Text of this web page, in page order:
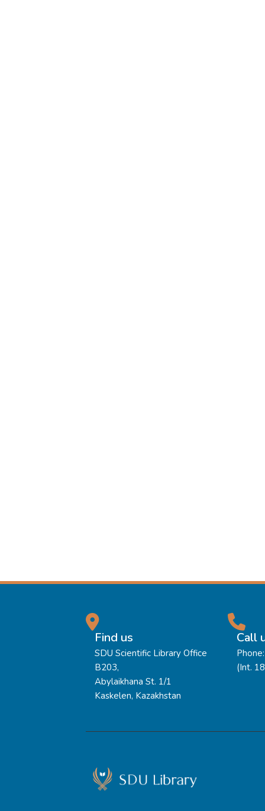
Find us
SDU Scientific Library Office
B203,
Abylaikhana St. 1/1
Kaskelen, Kazakhstan
Call
(Int.